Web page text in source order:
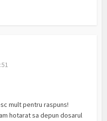
mult pentru raspuns!
hotarat sa depun dosarul